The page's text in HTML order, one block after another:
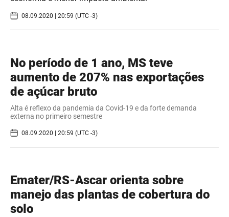
08.09.2020 | 20:59 (UTC -3)
No período de 1 ano, MS teve
aumento de 207% nas exportações
de açúcar bruto
Alta é reflexo da pandemia da Covid-19 e da forte demanda
externa no primeiro semestre
08.09.2020 | 20:59 (UTC -3)
Emater/RS-Ascar orienta sobre
manejo das plantas de cobertura do
solo